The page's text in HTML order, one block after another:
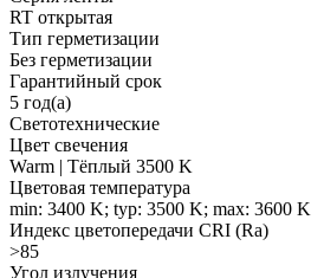
RT открытая
Тип герметизации
Без герметизации
Гарантийный срок
5 год(а)
Светотехнические
Цвет свечения
Warm | Тёплый 3500 K
Цветовая температура
min: 3400 K; typ: 3500 K; max: 3600 K
Индекс цветопередачи CRI (Ra)
>85
Угол излучения